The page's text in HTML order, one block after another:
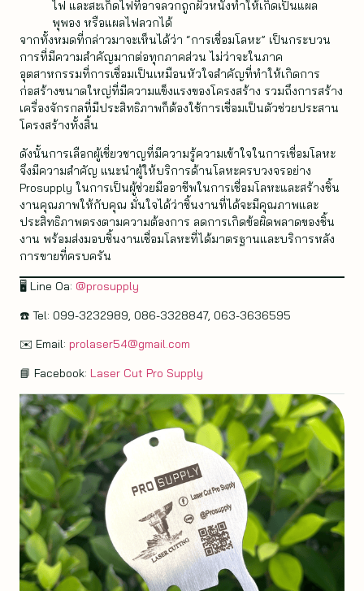
ไฟ และสะเก็ดไฟที่อาจลวกถูกผิวหนังทำให้เกิดเป็นแผล
พุพอง หรือแผลไฟลวกได้
จากทั้งหมดที่กล่าวมาจะเห็นได้ว่า “การเชื่อมโลหะ” เป็นกระบวน
การที่มีความสำคัญมากต่อทุกภาคส่วน ไม่ว่าจะในภาค
อุตสาหกรรมที่การเชื่อมเป็นเหมือนหัวใจสำคัญที่ทำให้เกิดการ
ก่อสร้างขนาดใหญ่ที่มีความแข็งแรงของโครงสร้าง รวมถึงการสร้าง
เครื่องจักรกลที่มีประสิทธิภาพก็ต้องใช้การเชื่อมเป็นตัวช่วยประสาน
โครงสร้างทั้งสิ้น
ดังนั้นการเลือกผู้เชี่ยวชาญที่มีความรู้ความเข้าใจในการเชื่อมโลหะ
จึงมีความสำคัญ แนะนำผู้ให้บริการด้านโลหะครบวงจรอย่าง
Prosupply ในการเป็นผู้ช่วยมืออาชีพในการเชื่อมโลหะและสร้างชิ้น
งานคุณภาพให้กับคุณ มั่นใจได้ว่าชิ้นงานที่ได้จะมีคุณภาพและ
ประสิทธิภาพตรงตามความต้องการ ลดการเกิดข้อผิดพลาดของชิ้น
งาน พร้อมส่งมอบชิ้นงานเชื่อมโลหะที่ได้มาตรฐานและบริการหลัง
การขายที่ครบครัน
🖥️ Line Oa: @prosupply
☎️ Tel: 099-3232989, 086-3328847, 063-3636595
✉️ Email: prolaser54@gmail.com
📘 Facebook: Laser Cut Pro Supply